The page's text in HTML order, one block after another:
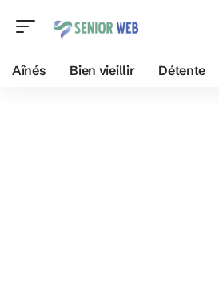
Aînés Bien vieillir Détente